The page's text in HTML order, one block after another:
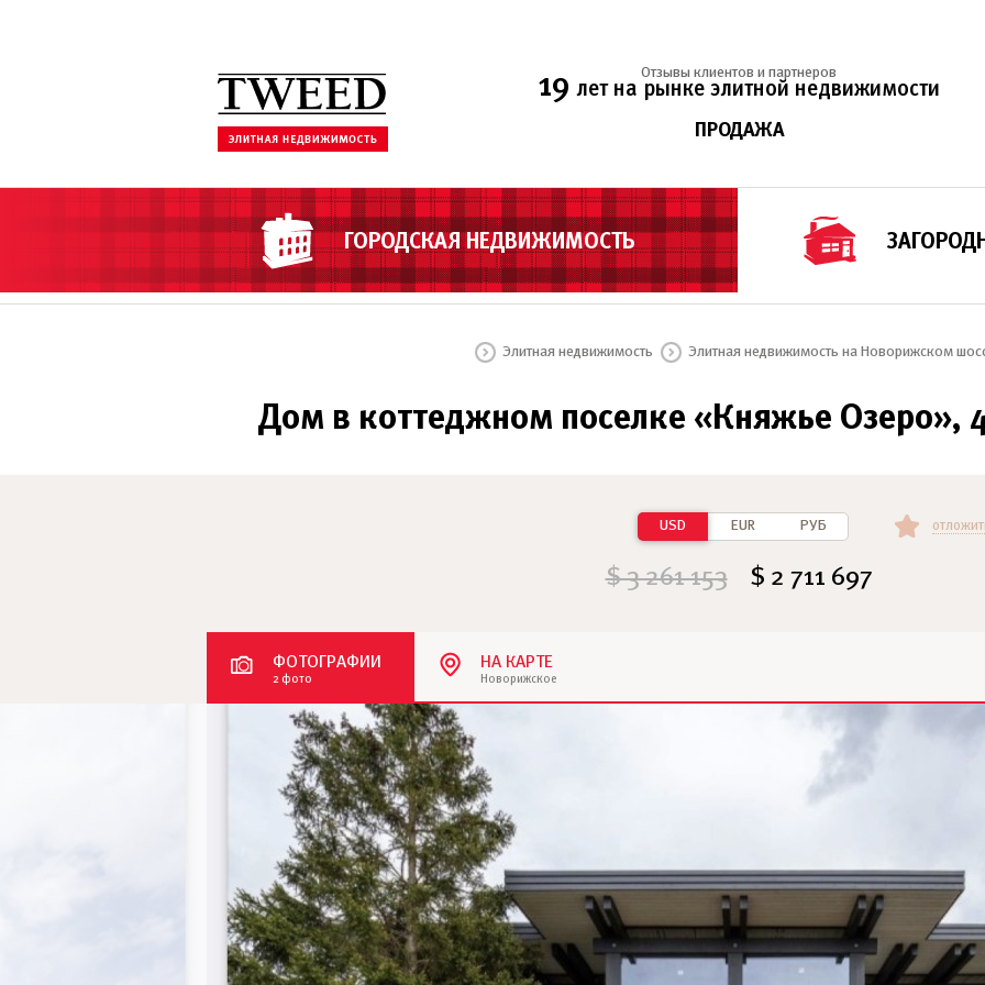
19 лет на рынке элитной недвижимости
Отзывы клиентов и партнеров
ПРОДАЖА
ГОРОДСКАЯ НЕДВИЖИМОСТЬ
Элитная недвижимость Элитная недвижимость на Новорижском
Дом в коттеджном поселке «Княжье Озеро»,
USD EUR РУБ
$ 3 261 153 $ 2 711 697
ФОТОГРАФИИ
2 фото
НА КАРТЕ
Новорижское